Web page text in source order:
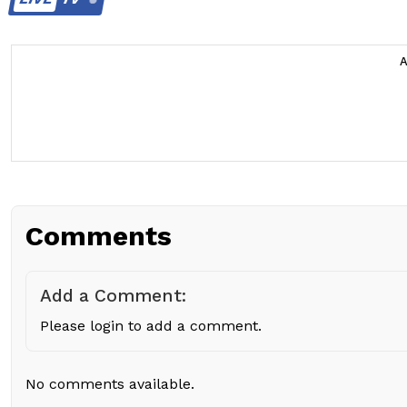
Comments
Add a Comment:
Please login to add a comment.
No comments available.